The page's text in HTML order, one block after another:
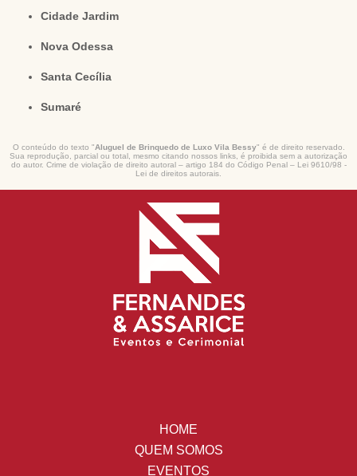
Cidade Jardim
Nova Odessa
Santa Cecília
Sumaré
O conteúdo do texto "Aluguel de Brinquedo de Luxo Vila Bessy" é de direito reservado.
Sua reprodução, parcial ou total, mesmo citando nossos links, é proibida sem a autorização
do autor. Crime de violação de direito autoral – artigo 184 do Código Penal – Lei 9610/98 -
Lei de direitos autorais.
HOME
QUEM SOMOS
EVENTOS